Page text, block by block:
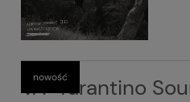
VA "Tarantino
nowość